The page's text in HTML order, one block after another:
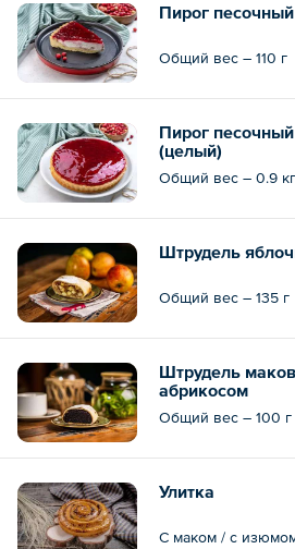
Пирог
Общий вес – 110 г
Пирог
(целый)
Общий вес – 0.9 кг
Штрудель
Общий вес – 135 г
Штрудель
абрикосом
Общий вес – 100 г
Улитка
С маком / с